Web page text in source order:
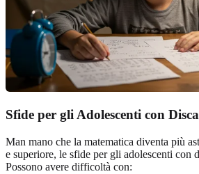
Sfide per gli Adolescenti con
Man mano che la matematica diventa più
e superiore, le sfide per gli adolescenti con
Possono avere difficoltà con: